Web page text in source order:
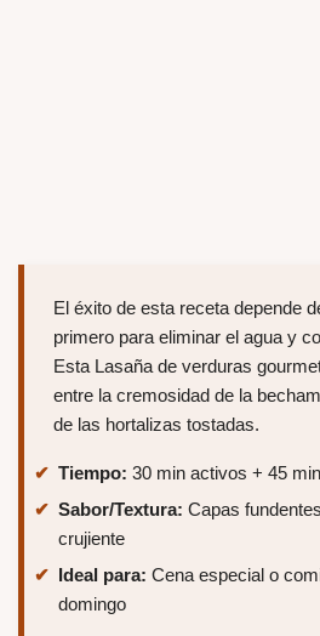
El éxito de esta receta depende
primero para eliminar el agua y
Esta Lasaña de verduras
entre la cremosidad de la
de las hortalizas tostadas.
Tiempo: 30 min activos + 45
Sabor/Textura: Capas
crujiente
Ideal para: Cena especial o
domingo